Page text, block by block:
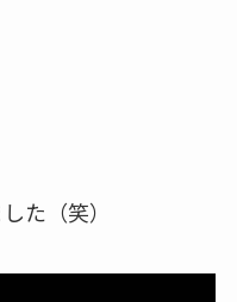
た（笑）